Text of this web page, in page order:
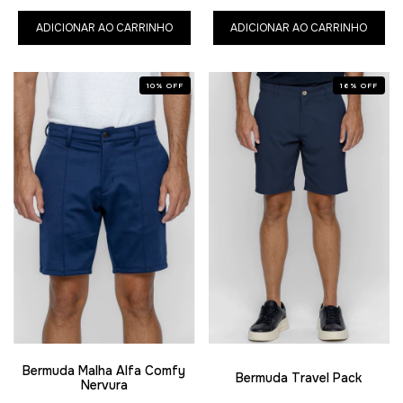
ADICIONAR AO CARRINHO ADICIONAR AO CARRINHO
10 % OFF
Bermuda Malha Alfa Comfy
Nervura
16 % OFF
Bermuda Travel Pack